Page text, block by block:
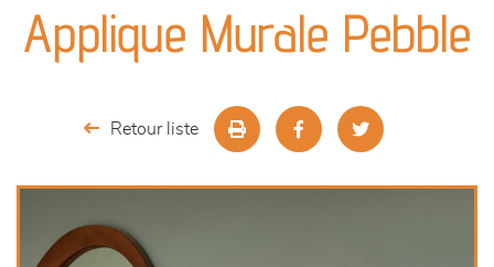
séjours
meubles de complément
chambres et dressing
literie
Applique Murale Pebble
Retour liste